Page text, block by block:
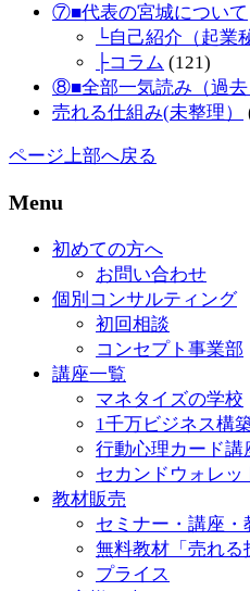
⑦■代表の宮城について
└自己紹介（起業
├コラム (121)
⑧■全部一気読み（過去
売れる仕組み(未整理）
ページ上部へ戻る
Menu
初めての方へ
お問い合わせ
個別コンサルティング
初回相談
コンセプト事業部
講座一覧
マネタイズの学校
1千万ビジネス構
行動心理カード講
セカンドウォレッ
教材販売
セミナー・講座・
無料教材「売れる
プライス